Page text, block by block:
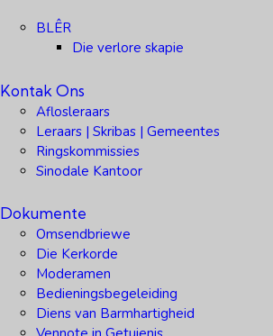
BLÊR
Die verlore skapie
Kontak Ons
Aflosleraars
Leraars | Skribas | Gemeentes
Ringskommissies
Sinodale Kantoor
Dokumente
Omsendbriewe
Die Kerkorde
Moderamen
Bedieningsbegeleiding
Diens van Barmhartigheid